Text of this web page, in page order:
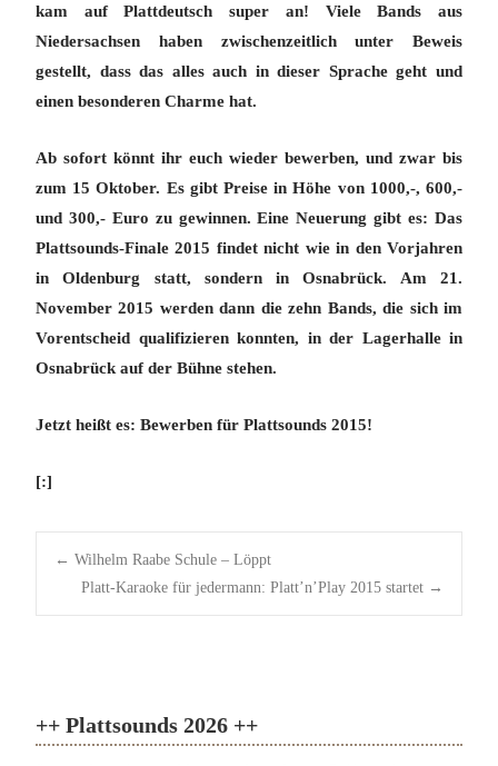
kam auf Plattdeutsch super an! Viele Bands aus
Niedersachsen haben zwischenzeitlich unter Beweis
gestellt, dass das alles auch in dieser Sprache geht und
einen besonderen Charme hat.
Ab sofort könnt ihr euch wieder bewerben, und zwar bis
zum 15 Oktober. Es gibt Preise in Höhe von 1000,-, 600,-
und 300,- Euro zu gewinnen. Eine Neuerung gibt es: Das
Plattsounds-Finale 2015 findet nicht wie in den Vorjahren
in Oldenburg statt, sondern in Osnabrück. Am 21.
November 2015 werden dann die zehn Bands, die sich im
Vorentscheid qualifizieren konnten, in der Lagerhalle in
Osnabrück auf der Bühne stehen.
Jetzt heißt es: Bewerben für Plattsounds 2015!
[:]
Post
navigation
← Wilhelm Raabe Schule – Löppt
Platt-Karaoke für jedermann: Platt’n’Play 2015 startet →
++ Plattsounds 2026 ++